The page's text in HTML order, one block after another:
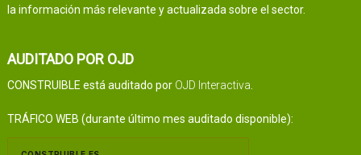
la información más relevante y actualizada sobre el sector.
AUDITADO POR OJD
CONSTRUIBLE está auditado por OJD Interactiva
TRÁFICO WEB (durante último mes auditado disponible):